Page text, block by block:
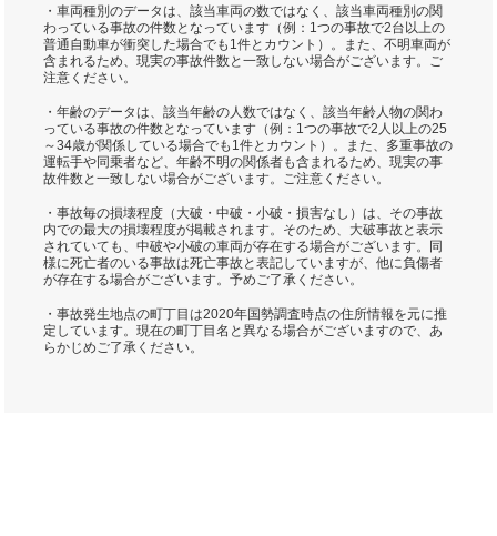
・車両種別のデータは、該当車両の数ではなく、該当車両種別の関
わっている事故の件数となっています（例：1つの事故で2台以上の
普通自動車が衝突した場合でも1件とカウント）。また、不明車両が
含まれるため、現実の事故件数と一致しない場合がございます。ご
注意ください。
・年齢のデータは、該当年齢の人数ではなく、該当年齢人物の関わ
っている事故の件数となっています（例：1つの事故で2人以上の25
～34歳が関係している場合でも1件とカウント）。また、多重事故の
運転手や同乗者など、年齢不明の関係者も含まれるため、現実の事
故件数と一致しない場合がございます。ご注意ください。
・事故毎の損壊程度（大破・中破・小破・損害なし）は、その事故
内での最大の損壊程度が掲載されます。そのため、大破事故と表示
されていても、中破や小破の車両が存在する場合がございます。同
様に死亡者のいる事故は死亡事故と表記していますが、他に負傷者
が存在する場合がございます。予めご了承ください。
・事故発生地点の町丁目は2020年国勢調査時点の住所情報を元に推
定しています。現在の町丁目名と異なる場合がございますので、あ
らかじめご了承ください。